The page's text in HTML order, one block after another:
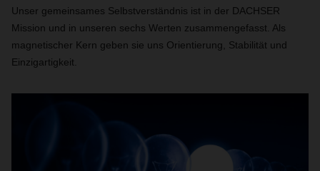
Unser gemeinsames Selbstverständnis ist in der DACHSER
Mission und in unseren sechs Werten zusammengefasst. Als
magnetischer Kern geben sie uns Orientierung, Stabilität und
Einzigartigkeit.